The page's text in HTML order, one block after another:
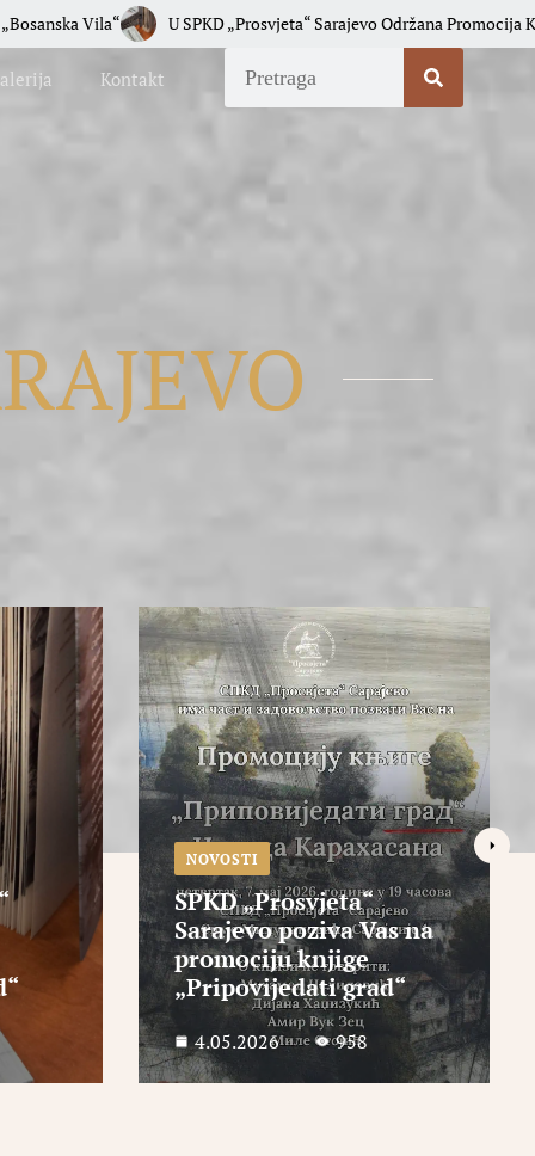
U SPKD „Prosvjeta“ Sarajevo Održana Promocija Knjige „Pripovijedati
Kontakt
na
NOVOSTI
SPKD "Prosvjeta" je
dobila nagradu Sajma
29.04.2026 936